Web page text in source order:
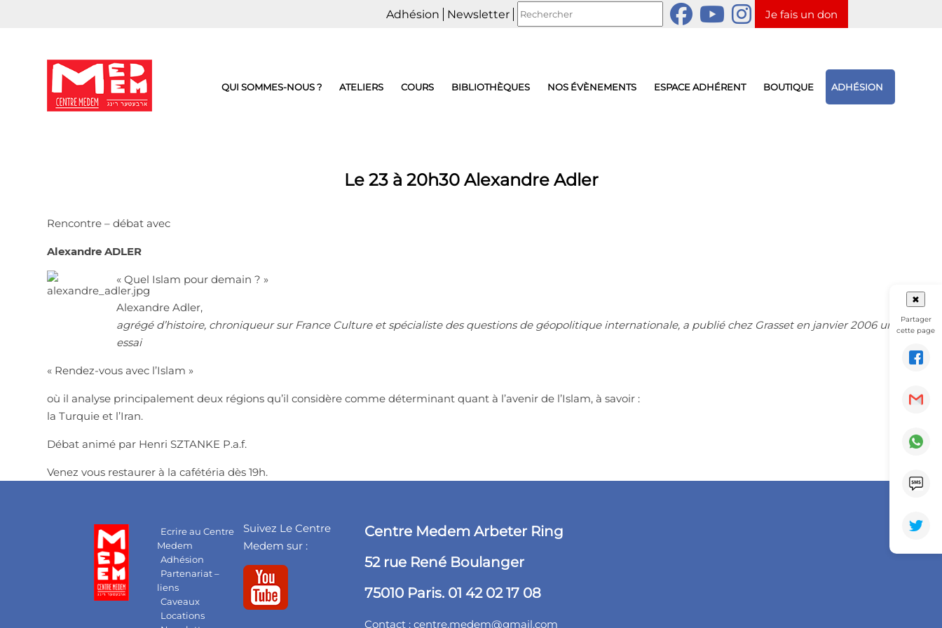
Adhésion Newsletter Je fais un don
QUI SOMMES-NOUS ? ATELIERS COURS BIBLIOTHÈQUES NOS ÉVÈNEMENTS ESPACE ADHÉRENT BOUTIQUE ADHÉSION
Le 23 à 20h30 Alexandre Adler
Rencontre – débat avec
Alexandre ADLER
« Quel Islam pour demain ? »
Alexandre Adler,
agrégé d’histoire, chroniqueur sur France Culture et spécialiste des questions de géopolitique internationale, a publié chez Grasset en janvier 2006 un
essai
« Rendez-vous avec l’Islam »
où il analyse principalement deux régions qu’il considère comme déterminant quant à l’avenir de l’Islam, à savoir :
la Turquie et l’Iran.
Débat animé par Henri SZTANKE P.a.f.
Venez vous restaurer à la cafétéria dès 19h.
Ecrire au Centre
Medem
Adhésion
Partenariat –
liens
Caveaux
Locations
Suivez Le Centre
Medem sur :
Centre Medem Arbeter Ring
52 rue René Boulanger
75010 Paris. 01 42 02 17 08
Contact :centre.medem@gmail.com
✖
Partager
cette page